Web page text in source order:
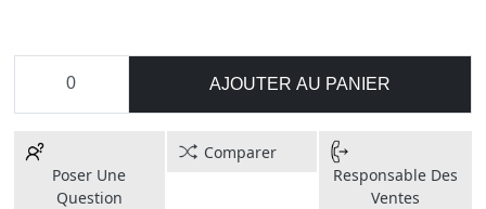
AJOUTER AU PANIER
Poser Une
Question
Comparer
Responsable Des
Ventes